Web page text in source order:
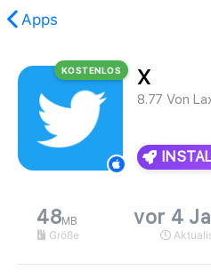
Apps
der angeforderte Inhalt wurde
KOSTENLOS X
8.77 Von
48MB
Größe
vor 4